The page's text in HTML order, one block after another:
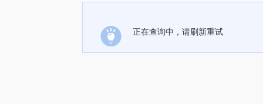
正在查询中，请刷新重试